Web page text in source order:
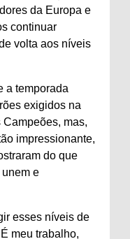
da Europa e
continuar
volta aos níveis
a temporada
exigidos na
mas,
impressionante,
do que
e
esses níveis de
meu trabalho,